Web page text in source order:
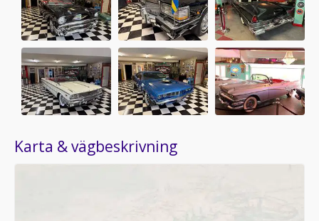
Karta & vägbeskrivning